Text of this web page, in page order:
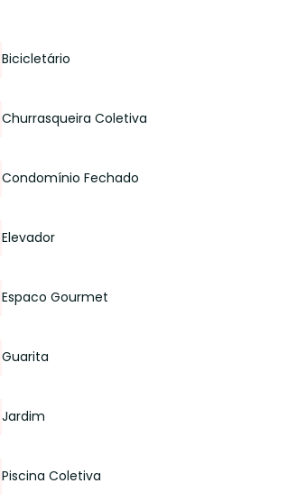
Bicicletário
Churrasqueira Coletiva
Condomínio Fechado
Elevador
Espaco Gourmet
Guarita
Jardim
Piscina Coletiva